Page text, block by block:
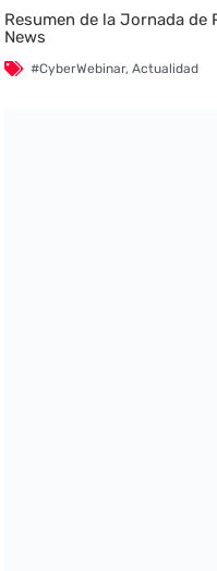
Resumen de la Jornada
News
#CyberWebinar,Actualidad